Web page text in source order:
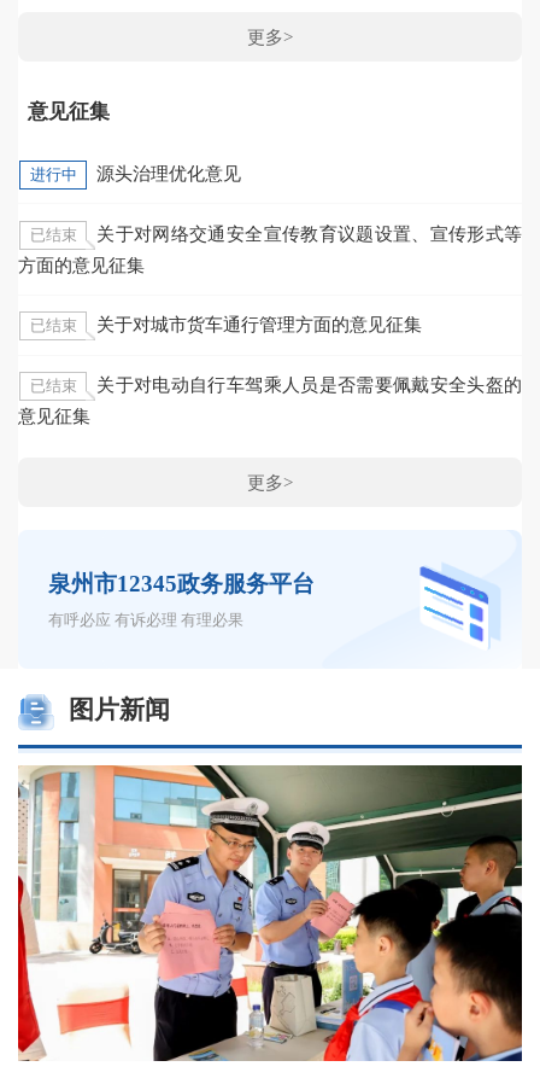
更多>
意见征集
进行中 源头治理优化意见
已结束
关于对网络交通安全宣传教育议题设置、宣传形式等
方面的意见征集
已结束 关于对城市货车通行管理方面的意见征集
已结束
关于对电动自行车驾乘人员是否需要佩戴安全头盔的
意见征集
更多>
泉州市12345政务服务平台
有呼必应 有诉必理 有理必果
图片新闻